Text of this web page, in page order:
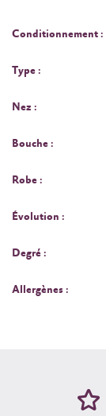
Conditionnement :
Type :
Nez :
Bouche :
Robe :
Évolution :
Degré :
Allergènes :